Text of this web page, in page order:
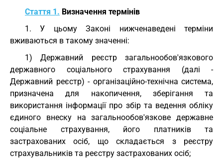
Стаття 1. Визначення термінів
1. У цьому Законі нижченаведені терміни
вживаються в такому значенні:
1) Державний реєстр загальнообов'язкового
державного соціального страхування (далі -
Державний реєстр) - організаційно-технічна система,
призначена для накопичення, зберігання та
використання інформації про збір та ведення обліку
єдиного внеску на загальнообов'язкове державне
соціальне страхування, його платників та
застрахованих осіб, що складається з реєстру
страхувальників та реєстру застрахованих осіб;